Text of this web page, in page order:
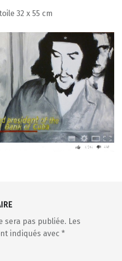
32 x 55 cm
sera pas publiée. Les
indiqués avec *